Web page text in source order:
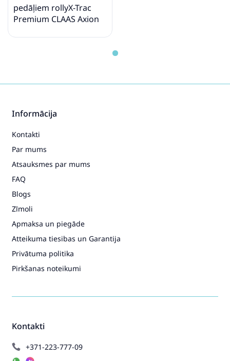
pedāļiem rollyX-Trac
Premium CLAAS Axion
Kontakti
+371-223-777-09
Informācija
Kontakti
Par mums
Atsauksmes par mums
FAQ
Blogs
Zīmoli
Apmaksa un piegāde
Atteikuma tiesibas un Garantija
Privātuma politika
Pirkšanas noteikumi